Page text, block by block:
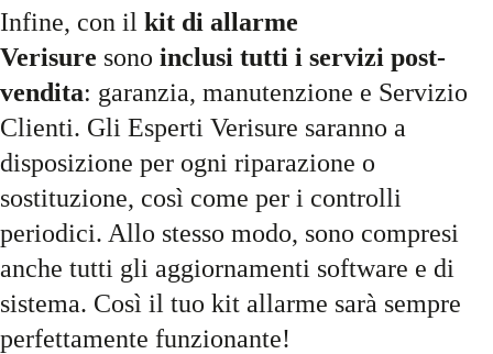
Infine, con il kit di allarme
Verisure sono inclusi tutti i servizi post-
vendita: garanzia, manutenzione e Servizio
Clienti. Gli Esperti Verisure saranno a
disposizione per ogni riparazione o
sostituzione, così come per i controlli
periodici. Allo stesso modo, sono compresi
anche tutti gli aggiornamenti software e di
sistema. Così il tuo kit allarme sarà sempre
perfettamente funzionante!